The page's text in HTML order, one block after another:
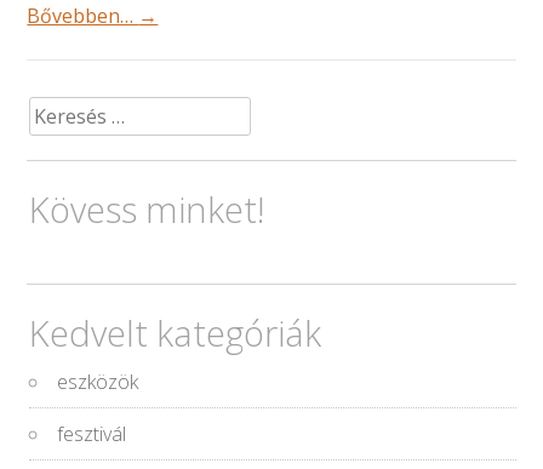
Bővebben… →
Keresés:
Kövess minket!
Kedvelt kategóriák
eszközök
fesztivál